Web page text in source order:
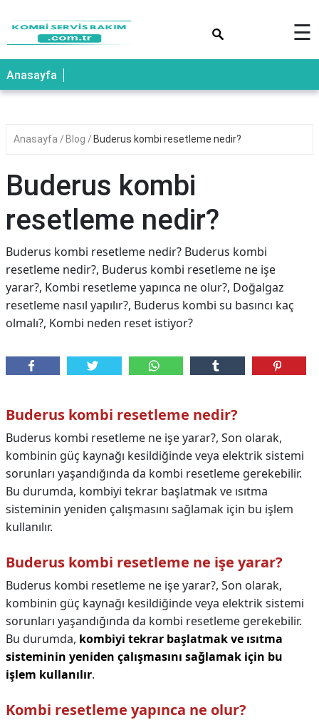
☰
Anasayfa
Anasayfa Blog Buderus kombi resetleme nedir?
Buderus kombi
resetleme nedir?
Buderus kombi resetleme nedir? Buderus kombi
resetleme nedir?, Buderus kombi resetleme ne işe
yarar?, Kombi resetleme yapınca ne olur?, Doğalgaz
resetleme nasıl yapılır?, Buderus kombi su basıncı kaç
olmalı?, Kombi neden reset istiyor?
Buderus kombi resetleme nedir?
Buderus kombi resetleme ne işe yarar?, Son olarak,
kombinin güç kaynağı kesildiğinde veya elektrik sistemi
sorunları yaşandığında da kombi resetleme gerekebilir.
Bu durumda, kombiyi tekrar başlatmak ve ısıtma
sisteminin yeniden çalışmasını sağlamak için bu işlem
kullanılır.
Buderus kombi resetleme ne işe yarar?
Buderus kombi resetleme ne işe yarar?, Son olarak,
kombinin güç kaynağı kesildiğinde veya elektrik sistemi
sorunları yaşandığında da kombi resetleme gerekebilir.
Bu durumda, kombiyi tekrar başlatmak ve ısıtma
sisteminin yeniden çalışmasını sağlamak için bu
işlem kullanılır.
Kombi resetleme yapınca ne olur?